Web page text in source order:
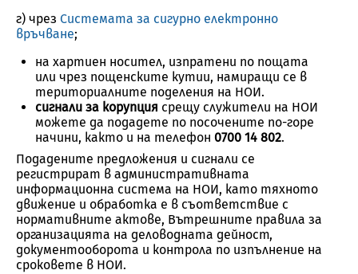
г) чрез Системата за сигурно електронно
връчване;
на хартиен носител, изпратени по пощата
или чрез пощенските кутии, намиращи се в
териториалните поделения на НОИ.
сигнали за корупция срещу служители на НОИ
можете да подадете по посочените по-горе
начини, както и на телефон 0700 14 802.
Подадените предложения и сигнали се
регистрират в административната
информационна система на НОИ, като тяхното
движение и обработка е в съответствие с
нормативните актове, Вътрешните правила за
организацията на деловодната дейност,
документооборота и контрола по изпълнение на
сроковете в НОИ.